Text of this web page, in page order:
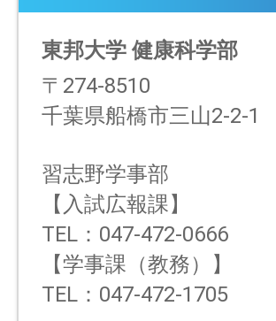
東邦大学 健康科学部
〒274-8510
千葉県船橋市三山2-2-1
習志野学事部
【入試広報課】
TEL：047-472-0666
【学事課（教務）】
TEL：047-472-1705